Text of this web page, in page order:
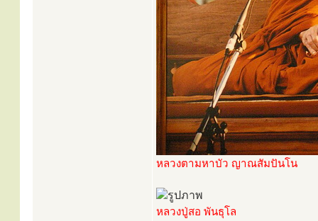
หลวงตามหาบัว ญาณสัมปันโน
หลวงปู่สอ พันธุโล